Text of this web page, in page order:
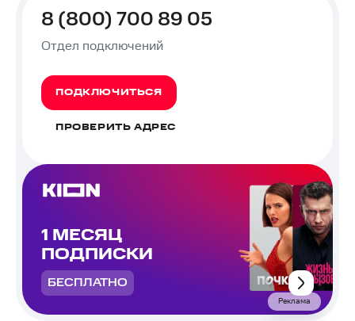
8 (800) 700 89 05
Отдел подключений
ПОДКЛЮЧИТЬСЯ
ПРОВЕРИТЬ АДРЕС
1 МЕСЯЦ
ПОДПИСКИ
БЕСПЛАТНО
Реклама